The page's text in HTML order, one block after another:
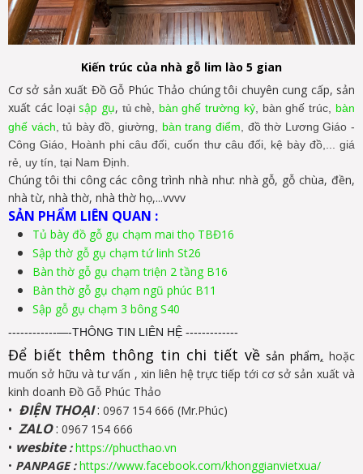
Kiến trúc của nhà gỗ lim lào 5 gian
Cơ sở sản xuất Đồ Gỗ Phúc Thảo chúng tôi chuyên cung cấp, sản
xuất các loại sập gụ, tủ chè, bàn ghế trường kỷ, bàn ghế trúc, bàn
ghế vách , tủ bày đồ, giường, bàn trang điểm , đồ thờ Lương Giáo -
Công Giáo, Hoành phi câu đối, cuốn thư câu đối, kệ bày đồ,... giá
rẻ, uy tín, tại Nam Định.
Chúng tôi thi công các công trình nhà như: nhà gỗ, gỗ chùa, đền,
nhà từ, nhà thờ, nhà thờ họ,...vvvv
SẢN PHẨM LIÊN QUAN :
Tủ bày đồ gỗ gụ chạm mai thọ TBĐ16
Sập thờ gỗ gụ chạm tứ linh St26
Bàn thờ gỗ gụ chạm triện 2 tầng B16
Bàn thờ gỗ gụ chạm ngũ phúc B11
Sập gỗ gụ chạm 3 bông S40
------------—-THÔNG TIN LIÊN HỆ -------------
Để biết thêm thông tin chi tiết về sản phẩm, hoặc
muốn sở hữu và tư vấn , xin liên hệ trực tiếp tới cơ sở sản xuất và
kinh doanh Đồ Gỗ Phúc Thảo
• ĐIỆN THOẠI: 0967 154 666 (Mr.Phúc)
• ZALO: 0967 154 666
• wesbite: https://phucthao.vn
• PANPAGE:https://www.facebook.com/khonggianvietxua/